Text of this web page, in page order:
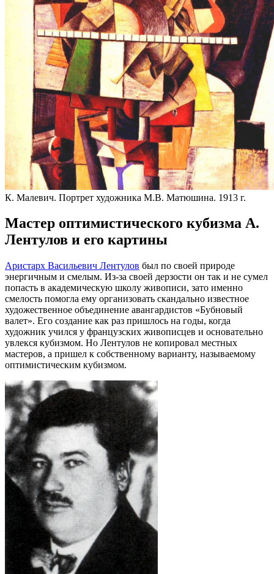
К. Малевич. Портрет художника М.В. Матюшина. 1913 г.
Мастер оптимистического кубизма А.
Лентулов и его картины
Аристарх Васильевич Лентулов был по своей природе
энергичным и смелым. Из-за своей дерзости он так и не сумел
попасть в академическую школу живописи, зато именно
смелость помогла ему организовать скандально известное
художественное объединение авангардистов «Бубновый
валет». Его создание как раз пришлось на годы, когда
художник учился у французских живописцев и основательно
увлекся кубизмом. Но Лентулов не копировал местных
мастеров, а пришел к собственному варианту, называемому
оптимистическим кубизмом.